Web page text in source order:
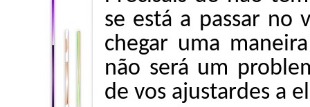
se está a passar no
chegar uma
não será um
de vos ajustardes a